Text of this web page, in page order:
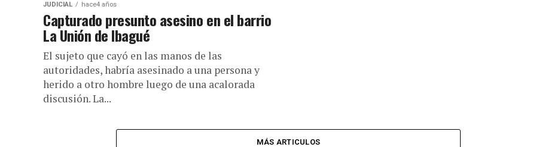
JUDICIAL hace4 años
Capturado presunto asesino en el barrio
La Unión de Ibagué
El sujeto que cayó en las manos de las
autoridades, habría asesinado a una persona y
herido a otro hombre luego de una acalorada
discusión. La...
MÁS ARTICULOS